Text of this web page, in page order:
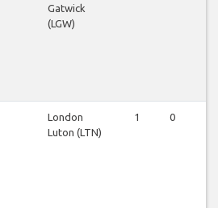
Gatwick
(LGW)
London
Luton (LTN)
1 0